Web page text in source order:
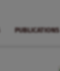
PUBLICATIONS